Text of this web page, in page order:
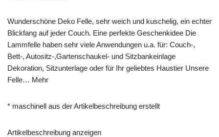
Wunderschöne Deko Felle, sehr weich und kuschelig, ein echter
Blickfang auf jeder Couch. Eine perfekte Geschenkidee Die
Lammfelle haben sehr viele Anwendungen u.a. für: Couch-,
Bett-, Autositz-,Gartenschaukel- und Sitzbankeinlage
Dekoration, Sitzunterlage oder für Ihr geliebtes Haustier Unsere
Felle… Mehr
* maschinell aus der Artikelbeschreibung erstellt
Artikelbeschreibung anzeigen